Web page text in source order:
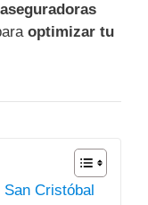
optimizar tu
Cristóbal